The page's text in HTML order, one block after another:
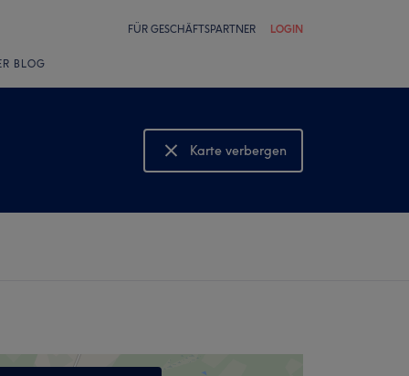
FÜR GESCHÄFTSPARTNER LOGIN
BLOG
Karte verbergen
Karte anzeigen